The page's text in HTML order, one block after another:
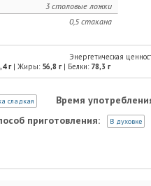
3 столовые ложки
0,5 стакана
Энергетическая
г| Жиры: 56,8 г| Белки: 78,3 г
сладкая
Время
приготовления: В духовке